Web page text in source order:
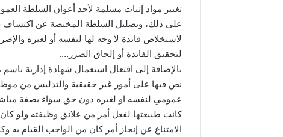
تغيير مواد إثبات مسلمة لأحد أعوان السلطة
على ذلك، وتضليل السلطة المختصة عن
لاستخلاص فائدة لا وجه لها لنفسه أو لغيره
لتحقيق الفائدة أو إلحاق الضرر….
بالإضافة إلى افتعال استعمال شهادة إدارية
نص فيها على أمور غير حقيقية والتدليس
عمومي لنفسه او لغيره دون حق سواء بصفة
كانت طبيعتها لفعل أمر من علائق وظيفته ولو
الامتناع عن إنجاز أمر كان من الواجب القيام